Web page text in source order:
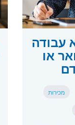
עבודה
או
מכירות